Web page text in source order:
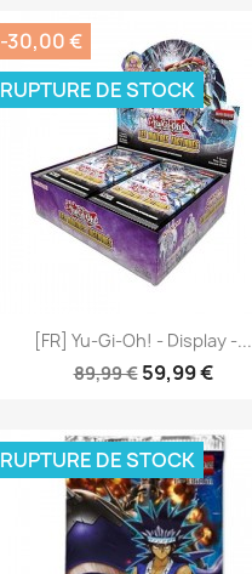
[FR] Yu-Gi-Oh! - Display -...
89,99 € 59,99 €
-30,00 €
RUPTURE DE STOCK
RUPTURE DE STOCK